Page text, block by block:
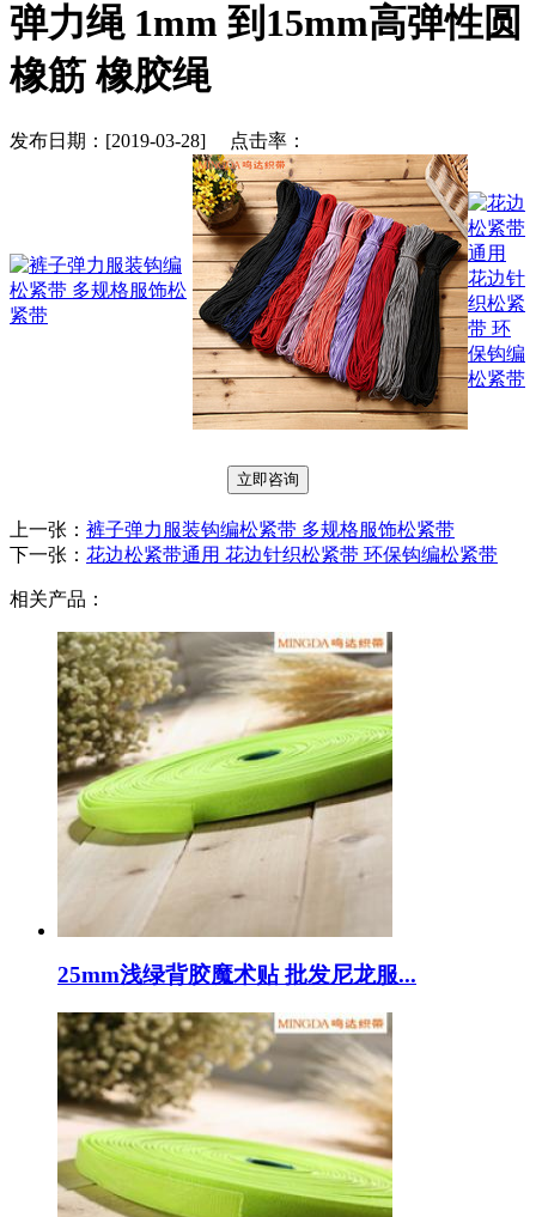
弹力绳 1mm 到15mm高弹性圆
橡筋 橡胶绳
发布日期：[2019-03-28] 点击率：
立即咨询
上一张： 裤子弹力服装钩编松紧带 多规格服饰松紧带
下一张： 花边松紧带通用 花边针织松紧带 环保钩编松紧带
相关产品：
25mm浅绿背胶魔术贴 批发尼龙服...